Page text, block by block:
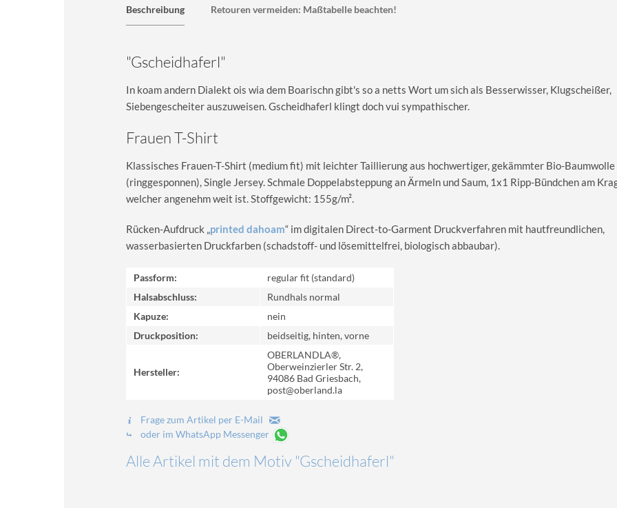
Beschreibung Retouren vermeiden: Maßtabelle beachten!
"Gscheidhaferl"
In koam andern Dialekt ois wia dem Boarischn gibt's so a netts Wort um sich als Besserwisser, Klugscheißer,
Siebengescheiter auszuweisen. Gscheidhaferl klingt doch vui sympathischer.
Frauen T-Shirt
Klassisches Frauen-T-Shirt (medium fit) mit leichter Taillierung aus hochwertiger, gekämmter Bio-Baumwolle
(ringgesponnen), Single Jersey. Schmale Doppelabsteppung an Ärmeln und Saum, 1x1 Ripp-Bündchen am
welcher angenehm weit ist. Stoffgewicht: 155g/m².
Rücken-Aufdruck „printed dahoam“ im digitalen Direct-to-Garment Druckverfahren mit hautfreundlichen,
wasserbasierten Druckfarben (schadstoff- und lösemittelfrei, biologisch abbaubar).
Passform:
regular fit (standard)
Halsabschluss:
Rundhals normal
Kapuze:
nein
Druckposition:
beidseitig, hinten, vorne
Hersteller:
OBERLANDLA®,
Oberweinzierler Str. 2,
94086 Bad Griesbach,
post@oberland.la
Frage zum Artikel per E-Mail
oder im WhatsApp Messenger
Alle Artikel mit dem Motiv "Gscheidhaferl"